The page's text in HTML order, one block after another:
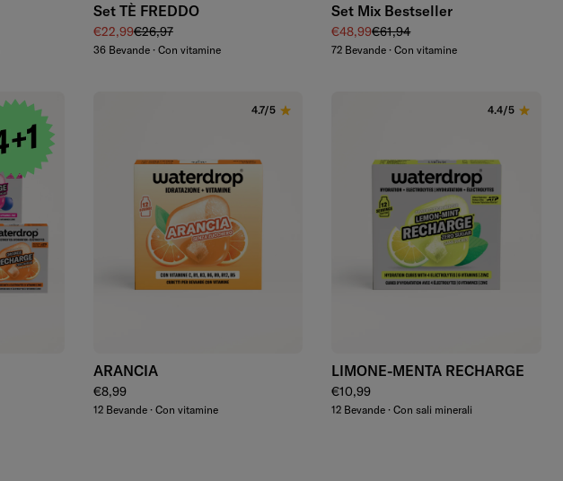
Set TÈ FREDDO
Prezzo di vendita
€22,99Prezzo regolare
€26,97
36 Bevande · Con vitamine
Set Mix Bestseller
Prezzo di vendita
€48,99Prezzo regolare
€61,94
72 Bevande · Con vitamine
4.7/5
ARANCIA
Prezzo regolare
€8,99
12 Bevande · Con vitamine
4.4/5
LIMONE-MENTA RECHARGE
Prezzo regolare
€10,99
12 Bevande · Con sali minerali